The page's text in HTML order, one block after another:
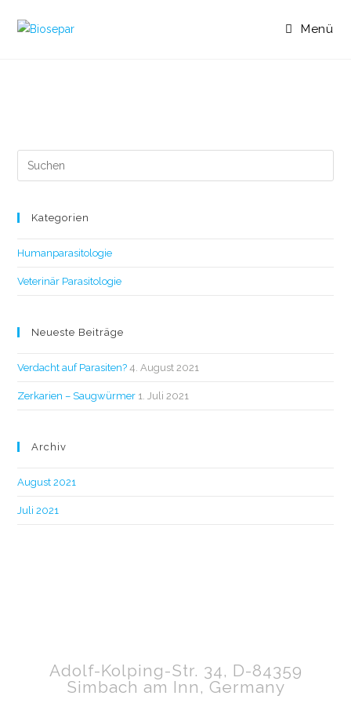
Menü
Kategorien
Humanparasitologie
Veterinär Parasitologie
Neueste Beiträge
Verdacht auf Parasiten? 4. August 2021
Zerkarien – Saugwürmer 1. Juli 2021
Archiv
August 2021
Juli 2021
Adolf-Kolping-Str. 34, D-84359
Simbach am Inn, Germany